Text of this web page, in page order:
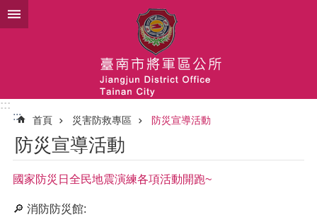
跳到主要內容區塊
:::
:::
首頁 災害防救專區 防災宣導活動
防災宣導活動
國家防災日全民地震演練各項活動開跑~
🔎 消防防災館: